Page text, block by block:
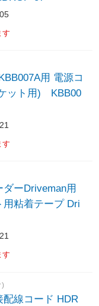
す
用 電源コ
ット用) KBB00
す
ダーDriveman用
粘着テープ Dri
す
)
コード HDR